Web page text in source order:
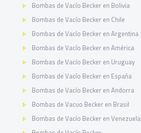
Bombas de Vacío Becker en Bolivia
Bombas de Vacío Becker en Chile
Bombas de Vacío Becker en Argentina
Bombas de Vacío Becker en América
Bombas de Vacío Becker en Uruguay
Bombas de Vacío Becker en España
Bombas de Vacío Becker en Andorra
Bombas de Vacuo Becker en Brasil
Bombas de Vacío Becker en Venezuela